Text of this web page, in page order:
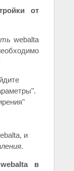
от
webalta
и
.
в